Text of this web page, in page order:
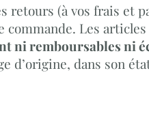
retours (à vos frais et
commande. Les
ni remboursables ni
d’origine, dans son